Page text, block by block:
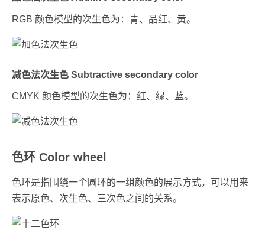
RGB 颜色模型的次生色为：青、品红、黄。
减色法次生色 Subtractive secondary color
CMYK 颜色模型的次生色为：红、绿、蓝。
色环 Color wheel
色环是指围绕一个圆环的一组颜色的展示方式，可以用来
表示原色、次生色、三次色之间的关系。